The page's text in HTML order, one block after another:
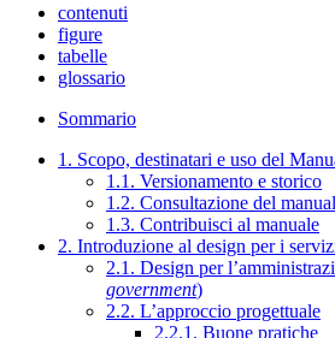
contenuti
figure
tabelle
glossario
Sommario
1. Scopo, destinatari e uso del
1.1. Versionamento e storico
1.2. Consultazione del
1.3. Contribuisci al manuale
2. Introduzione al design per i
2.1. Design per
government)
2.2. L’approccio progettuale
2.2.1. Buone pratiche